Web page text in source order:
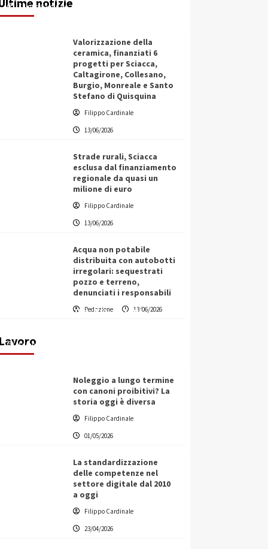
Filippo Cardinale
Valorizzazione della
ceramica, finanziati 6
progetti per Sciacca,
Caltagirone, Collesano,
Burgio, Monreale e Santo
Stefano di Quisquina
Filippo Cardinale
13/06/2026
Strade rurali, Sciacca
esclusa dal finanziamento
regionale da quasi un
milione di euro
Filippo Cardinale
13/06/2026
Acqua non potabile
distribuita con autobotti
irregolari: sequestrati
pozzo e terreno,
denunciati i responsabili
Redazione 13/06/2026
Lavoro
Vino in Italia: il giro d’affari
contribuisce all’1,1% del PIL
Filippo Cardinale
Noleggio a lungo termine
con canoni proibitivi? La
storia oggi è diversa
Filippo Cardinale
01/05/2026
La standardizzazione
delle competenze nel
settore digitale dal 2010
a oggi
Filippo Cardinale
23/04/2026